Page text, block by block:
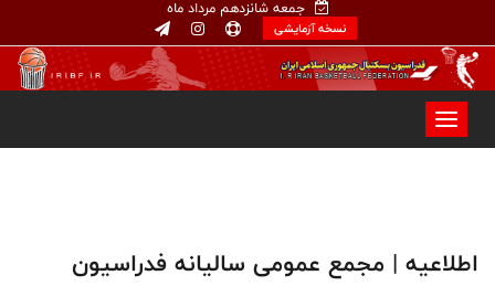
جمعه شانزدهم مرداد ماه
نسخه آزمایشی
اطلاعیه | مجمع عمومی سالیانه فدراسیون